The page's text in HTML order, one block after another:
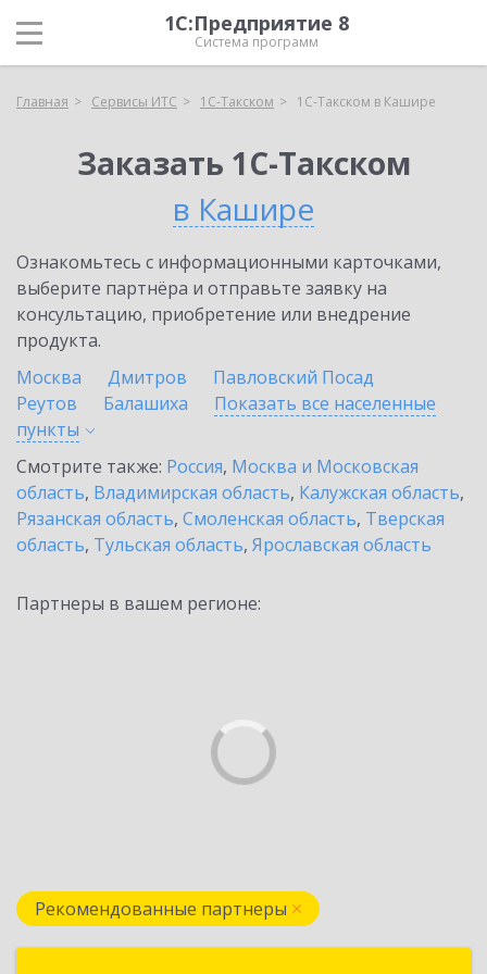
1С:Предприятие 8
Система программ
Главная Сервисы ИТС 1С-Такском 1С-Такском в Кашире
Заказать 1С-Такском
в Кашире
Ознакомьтесь с информационными карточками,
выберите партнёра и отправьте заявку на
консультацию, приобретение или внедрение
продукта.
Москва
Дмитров
Павловский Посад
Реутов
Балашиха
Показать все населенные
пункты
Смотрите также: Россия, Москва и Московская
область, Владимирская область, Калужская область,
Рязанская область, Смоленская область, Тверская
область, Тульская область, Ярославская область
Партнеры в вашем регионе:
Рекомендованные партнеры